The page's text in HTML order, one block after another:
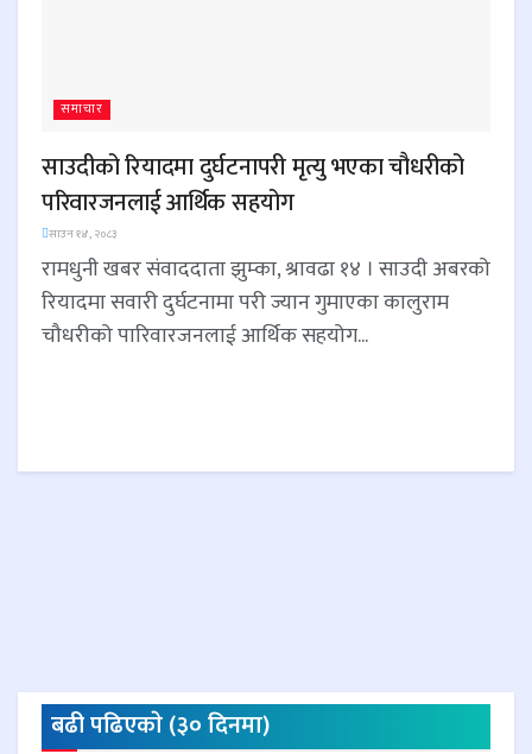
समाचार
साउदीको रियादमा दुर्घटनापरी मृत्यु भएका चौधरीको
परिवारजनलाई आर्थिक सहयोग
साउन १४, २०८३
रामधुनी खबर संवाददाता झुम्का, श्रावढा १४ । साउदी अबरको
रियादमा सवारी दुर्घटनामा परी ज्यान गुमाएका कालुराम
चौधरीको पारिवारजनलाई आर्थिक सहयोग...
बढी पढिएकाे (३० दिनमा)